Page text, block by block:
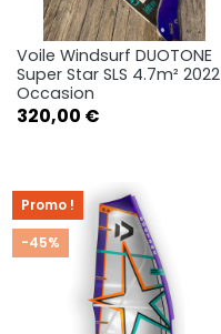
Voile Windsurf DUOTONE
Super Star SLS 4.7m² 2022
Occasion
Prix
320,00 €
Promo !
-45%